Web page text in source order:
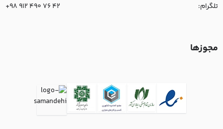
تلگرام:
+98 912 490 76 42
مجوزها